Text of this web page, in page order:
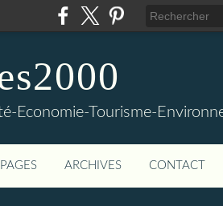
Economie-Tourisme-
PAGES ARCHIVES CONTACT